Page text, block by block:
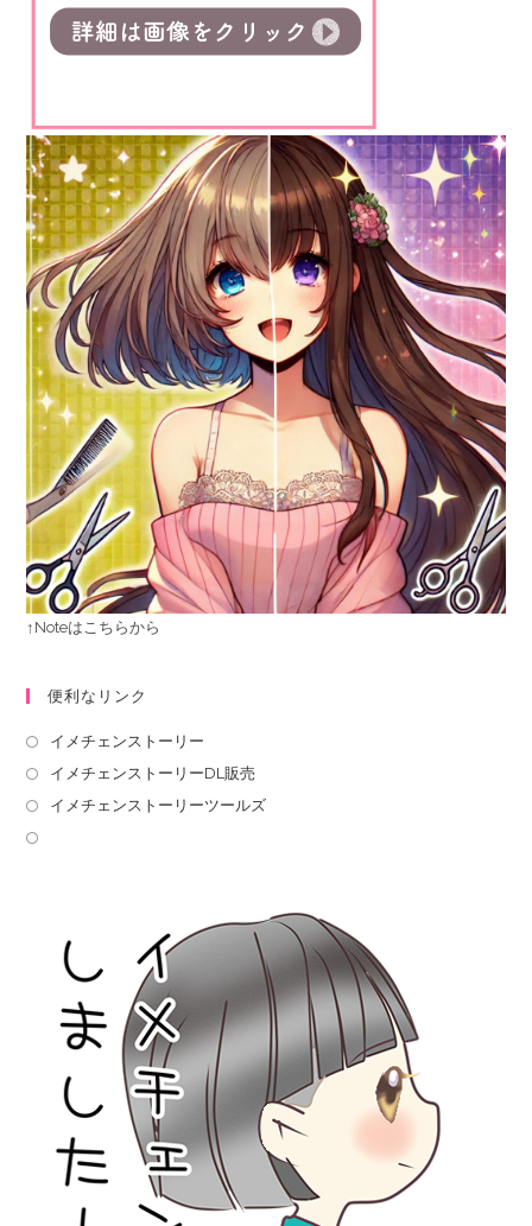
↑Noteはこちらから
便利なリンク
イメチェンストーリー
イメチェンストーリーDL販売
イメチェンストーリーツールズ